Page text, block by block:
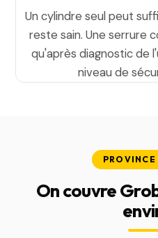
Un cylindre seul peut
reste sain. Une serrure
qu'après diagnostic de
niveau de
PROVINCE
On couvre